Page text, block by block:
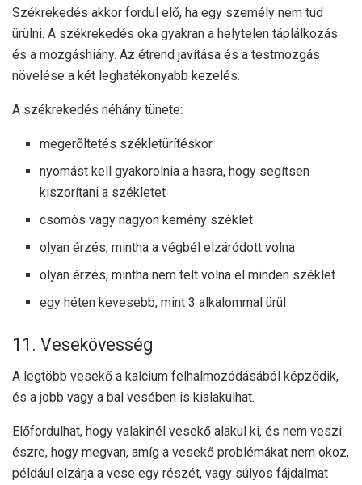
Székrekedés akkor fordul elő, ha egy személy nem tud
ürülni. A székrekedés oka gyakran a helytelen táplálkozás
és a mozgáshiány. Az étrend javítása és a testmozgás
növelése a két leghatékonyabb kezelés.
A székrekedés néhány tünete:
megerőltetés székletürítéskor
nyomást kell gyakorolnia a hasra, hogy segítsen
kiszorítani a székletet
csomós vagy nagyon kemény széklet
olyan érzés, mintha a végbél elzáródott volna
olyan érzés, mintha nem telt volna el minden széklet
egy héten kevesebb, mint 3 alkalommal ürül
11. Vesekövesség
A legtöbb vesekő a kalcium felhalmozódásából képződik,
és a jobb vagy a bal vesében is kialakulhat.
Előfordulhat, hogy valakinél vesekő alakul ki, és nem veszi
észre, hogy megvan, amíg a vesekő problémákat nem okoz,
például elzárja a vese egy részét, vagy súlyos fájdalmat